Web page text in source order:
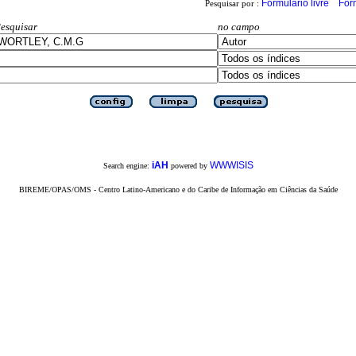
Pesquisar por : Formulário livre
no campo
Search engine: iAH powered by WWWISIS
BIREME/OPAS/OMS - Centro Latino-Americano e do Caribe de Informação em Ciências da Saúde